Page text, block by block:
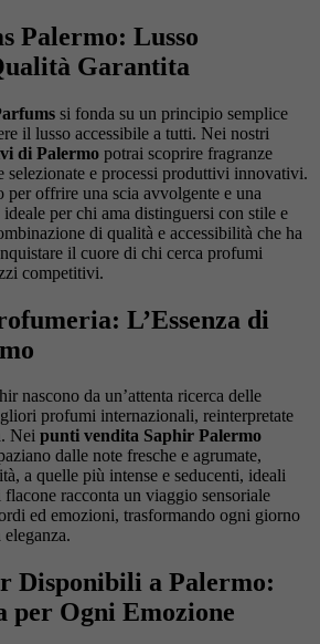
Palermo: Lusso
Garantita
si fonda su un principio semplice
il lusso accessibile a tutti. Nei nostri
di Palermo potrai scoprire fragranze
selezionate e processi produttivi innovativi.
offrire una scia avvolgente e una
ideale per chi ama distinguersi con stile e
di qualità e accessibilità che ha
il cuore di chi cerca profumi
competitivi.
L’Essenza di
nascono da un’attenta ricerca delle
profumi internazionali, reinterpretate
Nei punti vendita Saphir Palermo
dalle note fresche e agrumate,
a quelle più intense e seducenti, ideali
racconta un viaggio sensoriale
ed emozioni, trasformando ogni giorno
Disponibili a Palermo:
per Ogni Emozione